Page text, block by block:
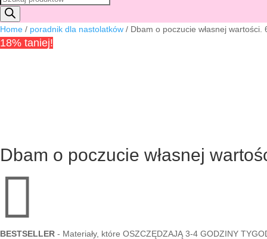
produktów
Home / poradnik dla nastolatków / Dbam o poczucie własnej wartości.
18% taniej!
Dbam o poczucie własnej

BESTSELLER - Materiały, które OSZCZĘDZAJĄ 3-4 GODZINY